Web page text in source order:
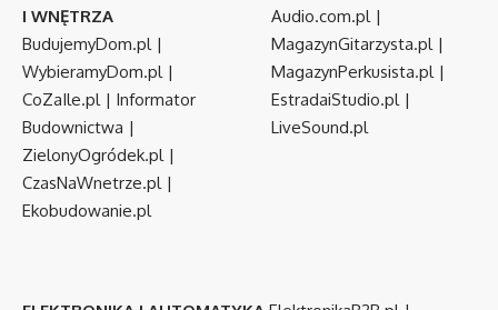
I WNĘTRZA
BudujemyDom.pl|
WybieramyDom.pl|
CoZaIle.pl| Informator
Budownictwa |
ZielonyOgródek.pl|
CzasNaWnetrze.pl|
Ekobudowanie.pl
Audio.com.pl|
MagazynGitarzysta.pl|
MagazynPerkusista.pl|
EstradaiStudio.pl|
LiveSound.pl